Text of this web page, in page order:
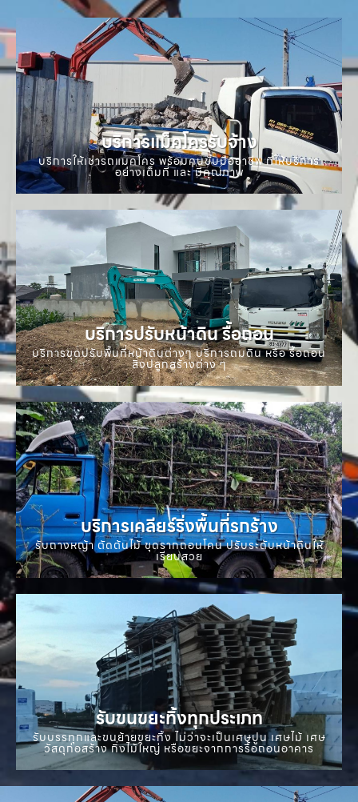
บริการแม็คโครรับจ้าง
บริการให้เช่ารถแมคโคร พร้อมคนขับมืออาชีพ ที่ให้บริการ
อย่างเต็มที่ และ มีคุณภาพ
บริการปรับหน้าดิน รื้อถอน
บริการขุดปรับพื้นที่หน้าดินต่างๆ บริการถมดิน หรือ รื้อถอน
สิ่งปลูกสร้างต่าง ๆ
บริการเคลียร์ริ่งพื้นที่รกร้าง
รับถางหญ้า ตัดต้นไม้ ขุดรากถอนโคน ปรับระดับหน้าดินให้
เรียบสวย
รับขนขยะทิ้งทุกประเภท
รับบรรทุกและขนย้ายขยะทิ้ง ไม่ว่าจะเป็นเศษปูน เศษไม้ เศษ
วัสดุก่อสร้าง กิ่งไม้ใหญ่ หรือขยะจากการรื้อถอนอาคาร